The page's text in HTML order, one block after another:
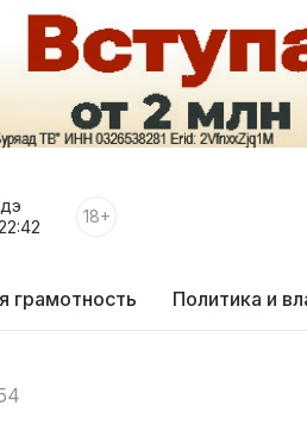
18+
грамотность Политика и